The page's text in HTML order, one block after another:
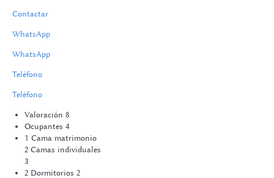
Contactar
WhatsApp
WhatsApp
Teléfono
Teléfono
Valoración 8
Ocupantes 4
1 Cama matrimonio
2 Camas individuales
3
2 Dormitorios 2